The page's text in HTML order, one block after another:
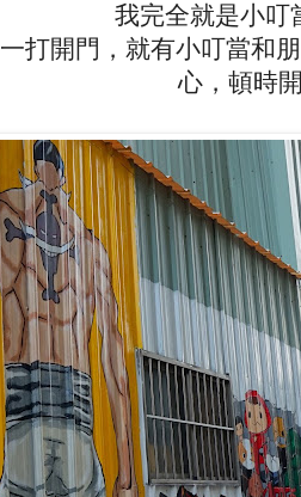
我完全就是小叮
一打開門，就有小叮當和
心，頓時